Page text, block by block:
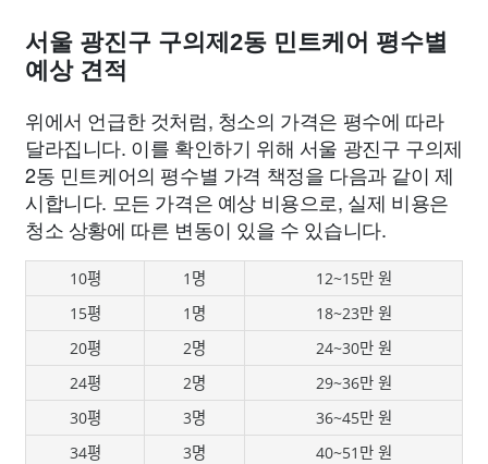
서울 광진구 구의제2동 민트케어 평수별
예상 견적
위에서 언급한 것처럼, 청소의 가격은 평수에 따라
달라집니다. 이를 확인하기 위해 서울 광진구 구의제
2동 민트케어의 평수별 가격 책정을 다음과 같이 제
시합니다. 모든 가격은 예상 비용으로, 실제 비용은
청소 상황에 따른 변동이 있을 수 있습니다.
10평 1명
12~15만 원
15평
1명
18~23만 원
20평
2명
24~30만 원
24평
2명
29~36만 원
30평
3명
36~45만 원
34평
3명 40~51만 원